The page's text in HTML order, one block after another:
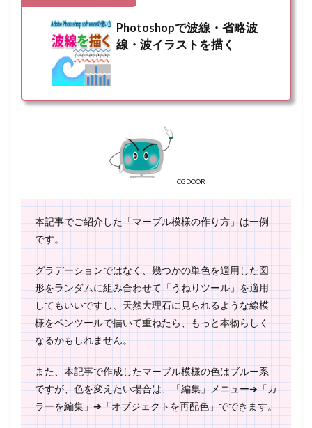
Photoshopで波線・省略波
線・波イラストを描く
CGDOOR
本記事でご紹介した「マーブル模様の作り方」は一例
です。
グラデーションではなく、幾つかの単色を適用した図
形をランダムに組み合わせて「うねりツール」を適用
してもいいですし、天然大理石に見られるような線模
様をペンツールで描いて重ねたら、もっと本物らしく
なるかもしれません。
また、本記事で作成したマーブル模様の色はブルー系
ですが、色を変えたい場合は、「編集」メニュー➔「カ
ラーを編集」➔「オブジェクトを再配色」でできます。